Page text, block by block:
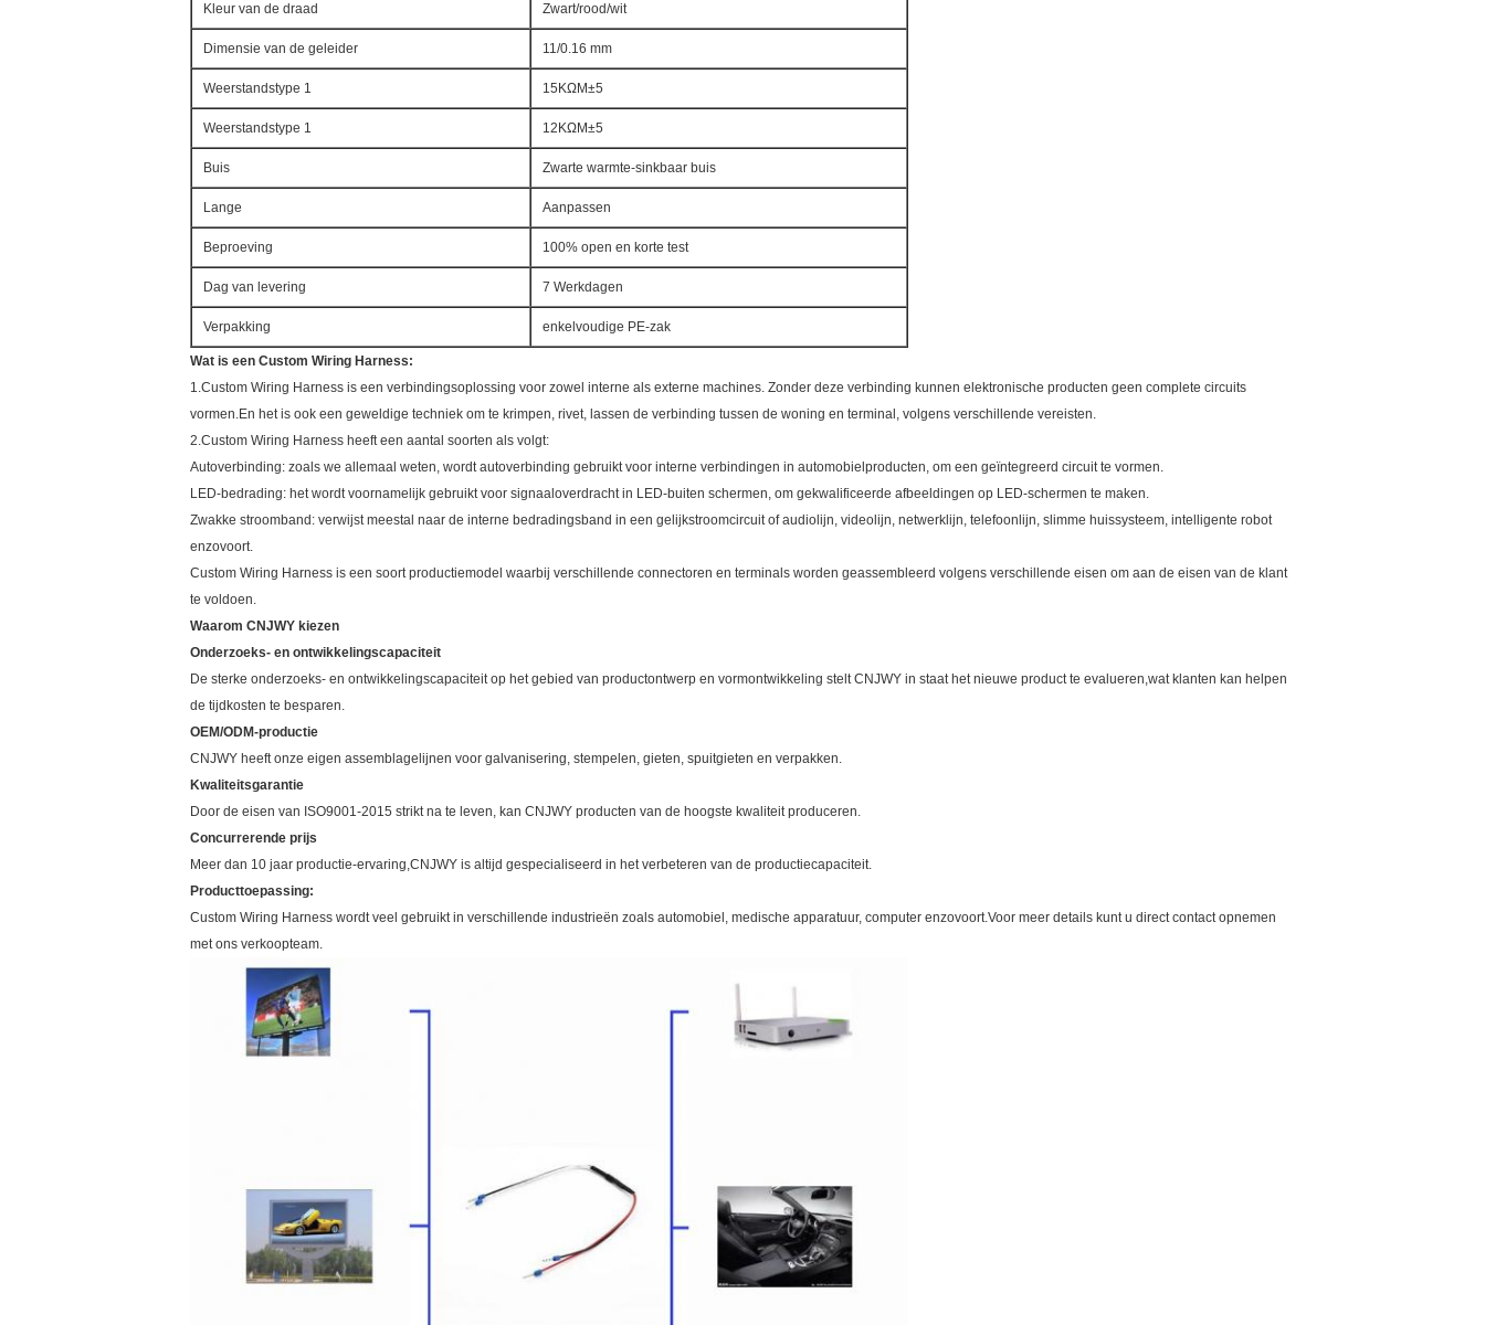
Kleur van de draad Zwart/rood/wit
Dimensie van de geleider 11/0.16 mm
Weerstandstype 1 15KΩM±5
Weerstandstype 1 12KΩM±5
Buis Zwarte warmte-sinkbaar buis
Lange Aanpassen
Beproeving 100% open en korte test
Dag van levering 7 Werkdagen
Verpakking enkelvoudige PE-zak
Wat is een Custom Wiring Harness:
1.Custom Wiring Harness is een verbindingsoplossing voor zowel interne als externe machines. Zonder deze verbinding kunnen elektronische producten geen complete circuits
vormen.En het is ook een geweldige techniek om te krimpen, rivet, lassen de verbinding tussen de woning en terminal, volgens verschillende vereisten.
2.Custom Wiring Harness heeft een aantal soorten als volgt:
Autoverbinding: zoals we allemaal weten, wordt autoverbinding gebruikt voor interne verbindingen in automobielproducten, om een geïntegreerd circuit te vormen.
LED-bedrading: het wordt voornamelijk gebruikt voor signaaloverdracht in LED-buiten schermen, om gekwalificeerde afbeeldingen op LED-schermen te maken.
Zwakke stroomband: verwijst meestal naar de interne bedradingsband in een gelijkstroomcircuit of audiolijn, videolijn, netwerklijn, telefoonlijn, slimme huissysteem, intelligente robot
enzovoort.
Custom Wiring Harness is een soort productiemodel waarbij verschillende connectoren en terminals worden geassembleerd volgens verschillende eisen om aan de eisen van de klant
te voldoen.
Waarom CNJWY kiezen
Onderzoeks- en ontwikkelingscapaciteit
De sterke onderzoeks- en ontwikkelingscapaciteit op het gebied van productontwerp en vormontwikkeling stelt CNJWY in staat het nieuwe product te evalueren,wat klanten kan helpen
de tijdkosten te besparen.
OEM/ODM-productie
CNJWY heeft onze eigen assemblagelijnen voor galvanisering, stempelen, gieten, spuitgieten en verpakken.
Kwaliteitsgarantie
Door de eisen van ISO9001-2015 strikt na te leven, kan CNJWY producten van de hoogste kwaliteit produceren.
Concurrerende prijs
Meer dan 10 jaar productie-ervaring,CNJWY is altijd gespecialiseerd in het verbeteren van de productiecapaciteit.
Producttoepassing:
Custom Wiring Harness wordt veel gebruikt in verschillende industrieën zoals automobiel, medische apparatuur, computer enzovoort.Voor meer details kunt u direct contact opnemen
met ons verkoopteam.